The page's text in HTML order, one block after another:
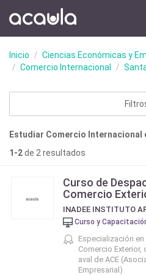
Inicio
Ciencias Económicas y
Comercio Internacional
Estudiar Comercio Internacional
1-2de 2 resultados
Curso de
Comercio
Curso y
Especialización
Comercio Exterior,
aval de ACE
Empresarial)